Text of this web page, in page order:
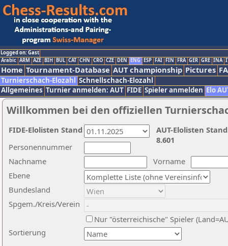
Logged on: Gast
Arabic ARM AZE BIH BUL CAT CHN CRO CZE DEN ENG ESP FAI FIN FRA GER GRE INA
Home Tournament-Database AUT championship Pictures
Turnierschach-Elozahl Schnellschach-Elozahl
Allgemeines Turnier anmelden: AUT FIDE Spieler anmelden Elo
Willkommen bei den offiziellen
Nachname
Vorname
Ebene
Sortierung
Personennummer
Bundesland
Spgem./Kreis/Verein
Nur "österreichische" Spieler
AUT-Elolisten
8.601
FIDE-Elolisten Stand